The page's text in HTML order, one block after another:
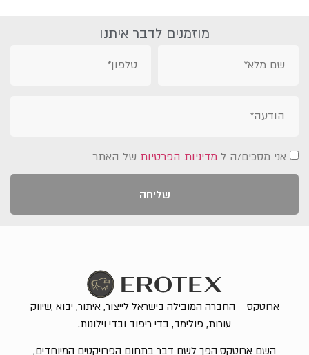
מוזמנים לדבר איתנו
אני מסכים/ה ל מדיניות הפרטיות של האתר
שליחה
ארוטקס – החברה המובילה בישראל לייצור, איתור, יבוא ,שיווק
עורות, פולימד, בדי ריפוד ובדי וילונות.
השם ארוטקס הפך לשם דבר בתחום הפרויקטים המיוחדים,